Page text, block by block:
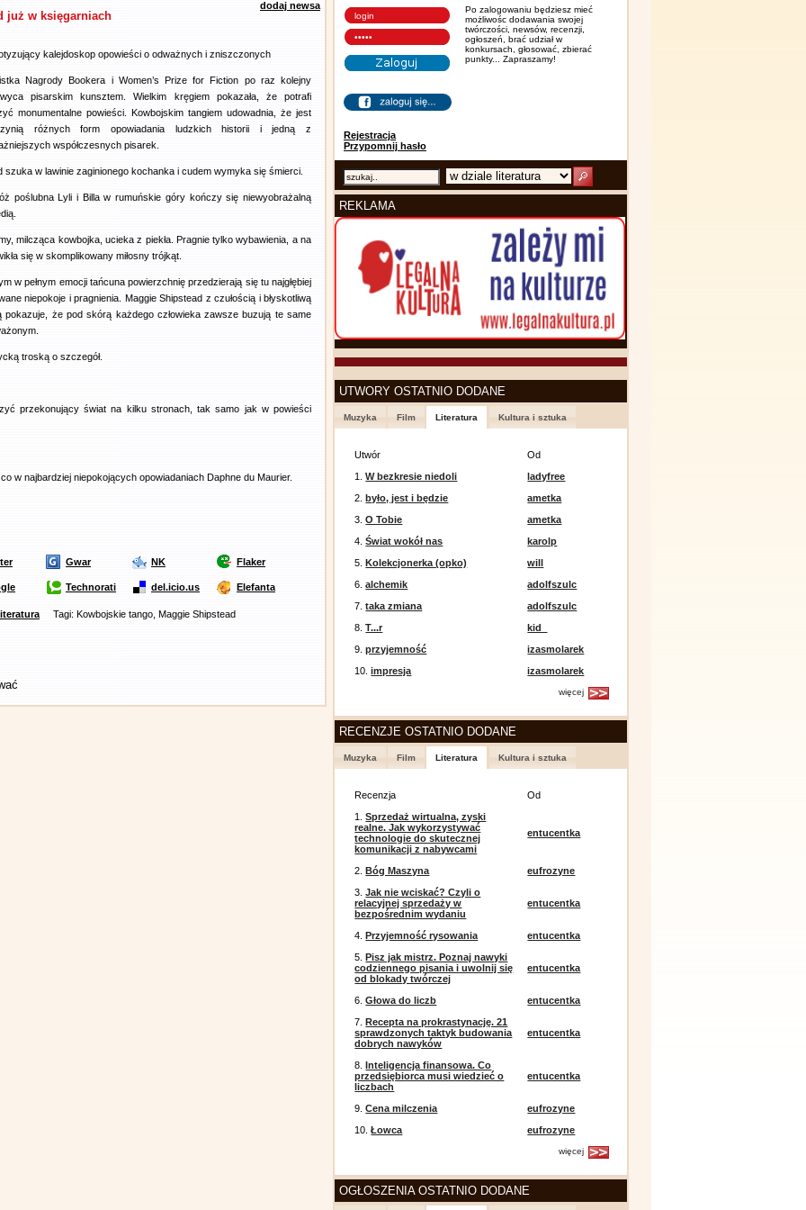
dodaj newsa
już w księgarniach
kalejdoskop opowieści o odważnych i zniszczonych
Nagrody Bookera i Women’s Prize for Fiction po raz kolejny
pisarskim kunsztem. Wielkim kręgiem pokazała, że potrafi
monumentalne powieści. Kowbojskim tangiem udowadnia, że jest
różnych form opowiadania ludzkich historii i jedną z
współczesnych pisarek.
szuka w lawinie zaginionego kochanka i cudem wymyka się śmierci.
poślubna Lyli i Billa w rumuńskie góry kończy się niewyobrażalną
milcząca kowbojka, ucieka z piekła. Pragnie tylko wybawienia, a na
się w skomplikowany miłosny trójkąt.
w pełnym emocji tańcuna powierzchnię przedzierają się tu najgłębiej
niepokoje i pragnienia. Maggie Shipstead z czułością i błyskotliwą
pokazuje, że pod skórą każdego człowieka zawsze buzują te same
troską o szczegół.
przekonujący świat na kilku stronach, tak samo jak w powieści
w najbardziej niepokojących opowiadaniach Daphne du Maurier.
Gwar NK Flaker
Technorati del.icio.us Elefanta
Tagi: Kowbojskie tango, Maggie Shipstead
Rejestracja
Przypomnij hasło
Po zalogowaniu będziesz mieć
możliwośc dodawania swojej
twórczości, newsów, recenzji,
ogłoszeń, brać udział w
konkursach, głosować, zbierać
punkty... Zapraszamy!
REKLAMA
UTWORY OSTATNIO DODANE
Muzyka Film Literatura Kultura i sztuka
Utwór
Od
1.W bezkresie niedoli
ladyfree
2.było, jest i będzie
ametka
3.O Tobie
ametka
4.Świat wokół nas
karolp
5.Kolekcjonerka (opko)
will
6.alchemik
adolfszulc
7.taka zmiana
adolfszulc
8.T...r
kid_
9.przyjemność
izasmolarek
10.impresja izasmolarek
więcej
RECENZJE OSTATNIO DODANE
Muzyka Film Literatura Kultura i sztuka
Recenzja
Od
1.Sprzedaż wirtualna, zyski
realne. Jak wykorzystywać
technologie do skutecznej
komunikacji z nabywcami
entucentka
2.Bóg Maszyna
eufrozyne
3.Jak nie wciskać? Czyli o
relacyjnej sprzedaży w
bezpośrednim wydaniu
entucentka
4.Przyjemność rysowania
entucentka
5.Pisz jak mistrz. Poznaj nawyki
codziennego pisania i uwolnij się
od blokady twórczej
entucentka
6.Głowa do liczb
entucentka
7.Recepta na prokrastynację. 21
sprawdzonych taktyk budowania
dobrych nawyków
entucentka
8.Inteligencja finansowa. Co
przedsiębiorca musi wiedzieć o
liczbach
entucentka
9.Cena milczenia
eufrozyne
10.Łowca eufrozyne
więcej
OGŁOSZENIA OSTATNIO DODANE